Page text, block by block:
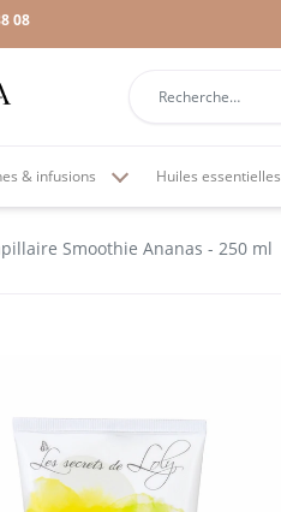
08
& infusions Huiles essentielles
Smoothie Ananas - 250 ml